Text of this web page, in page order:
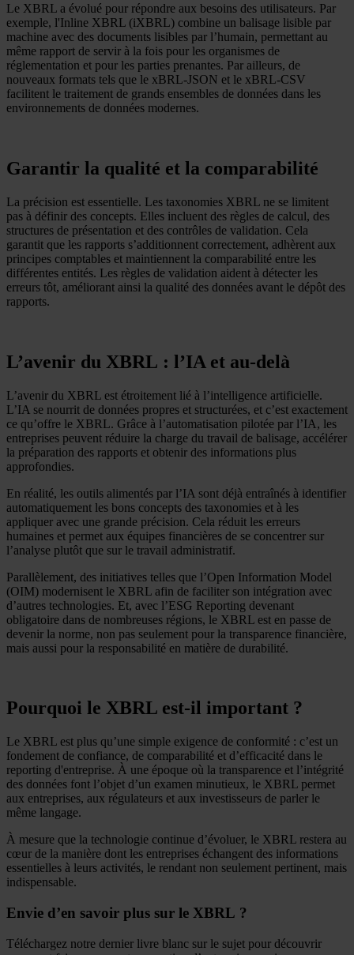
Le XBRL a évolué pour répondre aux besoins des utilisateurs. Par
exemple, l'Inline XBRL (iXBRL) combine un balisage lisible par
machine avec des documents lisibles par l’humain, permettant au
même rapport de servir à la fois pour les organismes de
réglementation et pour les parties prenantes. Par ailleurs, de
nouveaux formats tels que le xBRL-JSON et le xBRL-CSV
facilitent le traitement de grands ensembles de données dans les
environnements de données modernes.
Garantir la qualité et la comparabilité
La précision est essentielle. Les taxonomies XBRL ne se limitent
pas à définir des concepts. Elles incluent des règles de calcul, des
structures de présentation et des contrôles de validation. Cela
garantit que les rapports s’additionnent correctement, adhèrent aux
principes comptables et maintiennent la comparabilité entre les
différentes entités. Les règles de validation aident à détecter les
erreurs tôt, améliorant ainsi la qualité des données avant le dépôt des
rapports.
L’avenir du XBRL : l’IA et au-delà
L’avenir du XBRL est étroitement lié à l’intelligence artificielle.
L’IA se nourrit de données propres et structurées, et c’est exactement
ce qu’offre le XBRL. Grâce à l’automatisation pilotée par l’IA, les
entreprises peuvent réduire la charge du travail de balisage, accélérer
la préparation des rapports et obtenir des informations plus
approfondies.
En réalité, les outils alimentés par l’IA sont déjà entraînés à identifier
automatiquement les bons concepts des taxonomies et à les
appliquer avec une grande précision. Cela réduit les erreurs
humaines et permet aux équipes financières de se concentrer sur
l’analyse plutôt que sur le travail administratif.
Parallèlement, des initiatives telles que l’Open Information Model
(OIM) modernisent le XBRL afin de faciliter son intégration avec
d’autres technologies. Et, avec l’ESG Reporting devenant
obligatoire dans de nombreuses régions, le XBRL est en passe de
devenir la norme, non pas seulement pour la transparence financière,
mais aussi pour la responsabilité en matière de durabilité.
Pourquoi le XBRL est-il important ?
Le XBRL est plus qu’une simple exigence de conformité : c’est un
fondement de confiance, de comparabilité et d’efficacité dans le
reporting d'entreprise. À une époque où la transparence et l’intégrité
des données font l’objet d’un examen minutieux, le XBRL permet
aux entreprises, aux régulateurs et aux investisseurs de parler le
même langage.
À mesure que la technologie continue d’évoluer, le XBRL restera au
cœur de la manière dont les entreprises échangent des informations
essentielles à leurs activités, le rendant non seulement pertinent, mais
indispensable.
Envie d’en savoir plus sur le XBRL ?
Téléchargez notre dernier livre blanc sur le sujet pour découvrir